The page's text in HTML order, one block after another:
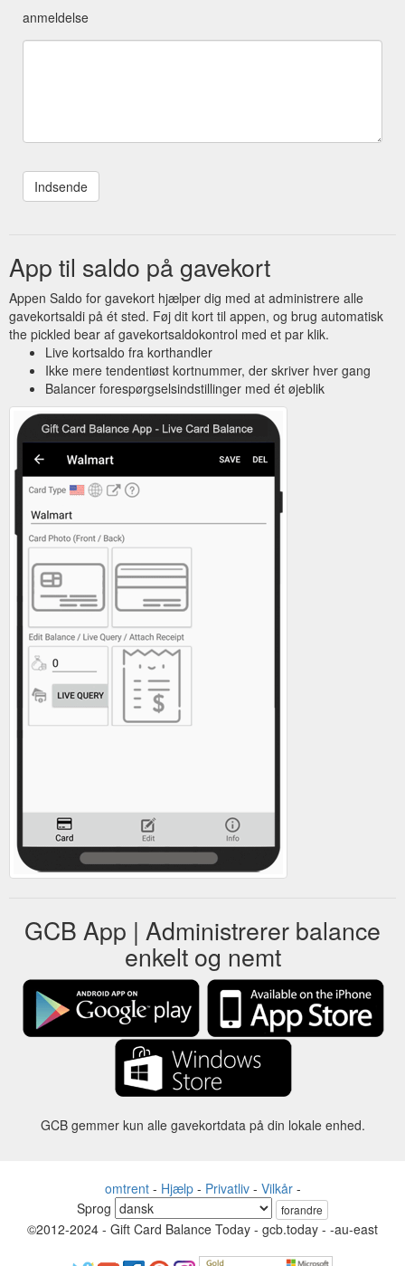
anmeldelse
App til saldo på gavekort
Appen Saldo for gavekort hjælper dig med at administrere alle
gavekortsaldi på ét sted. Føj dit kort til appen, og brug automatisk
the pickled bear af gavekortsaldokontrol med et par klik.
Live kortsaldo fra korthandler
Ikke mere tendentiøst kortnummer, der skriver hver gang
Balancer forespørgselsindstillinger med ét øjeblik
GCB App | Administrerer balance
enkelt og nemt
GCB gemmer kun alle gavekortdata på din lokale enhed.
omtrent- Hjælp- Privatliv- Vilkår-
Sprog
forandre
©2012-2024 - Gift Card Balance Today - gcb.today - -au-east